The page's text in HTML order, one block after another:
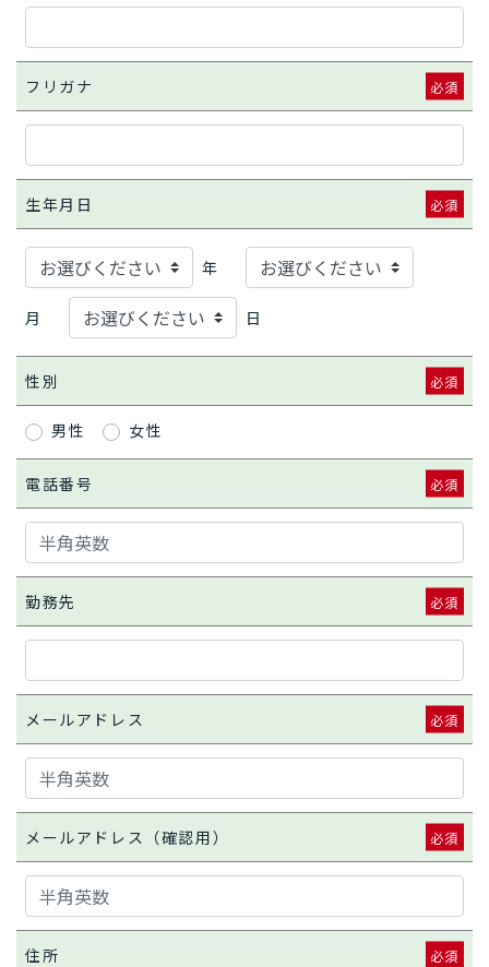
フリガナ
生年月日
年
月 日
性別
男性 女性
電話番号
勤務先
メールアドレス
メールアドレス（確認用）
住所